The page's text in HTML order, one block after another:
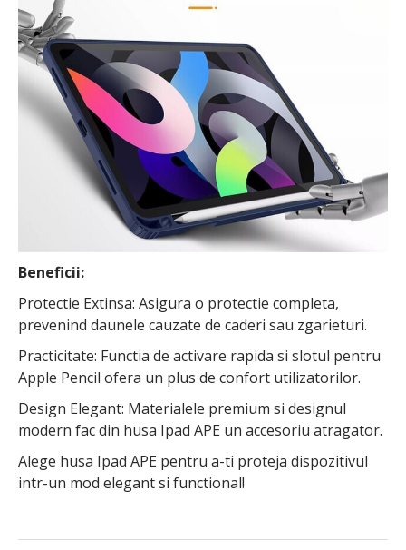
Beneficii:
Protectie Extinsa: Asigura o protectie completa,
prevenind daunele cauzate de caderi sau zgarieturi.
Practicitate: Functia de activare rapida si slotul pentru
Apple Pencil ofera un plus de confort utilizatorilor.
Design Elegant: Materialele premium si designul
modern fac din husa Ipad APE un accesoriu atragator.
Alege husa Ipad APE pentru a-ti proteja dispozitivul
intr-un mod elegant si functional!